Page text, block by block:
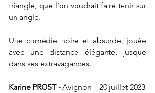
triangle, que l’on voudrait faire tenir sur
un angle.
Une comédie noire et absurde, jouée
avec une distance élégante, jusque
dans ses extravagances.
Karine PROST - Avignon – 20 juillet 2023